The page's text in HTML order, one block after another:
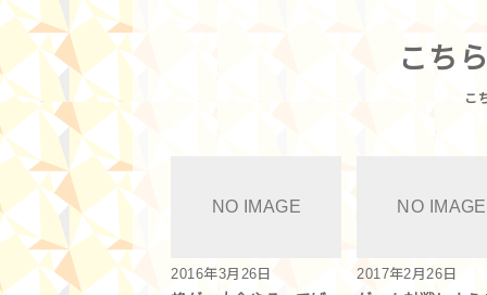
こち
2016年3月26日
2017年2月26日